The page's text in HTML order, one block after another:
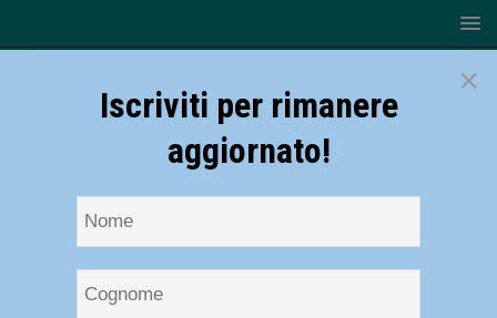
×
Iscriviti per rimanere
aggiornato!